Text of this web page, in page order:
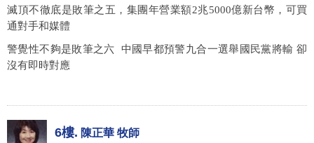
滅頂不徹底是敗筆之五，集團年營業額2兆5000億新台幣，可買
通對手和媒體
警覺性不夠是敗筆之六
中國早都預警九合一選舉國民黨將輸 卻
沒有即時對應
6樓. 陳正華 牧師